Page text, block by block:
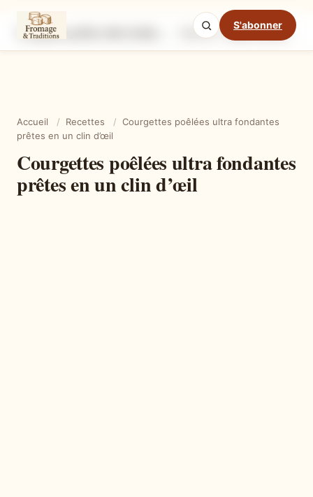
S'abonner
Ingrédients Étapes
Mode cuisine
Accueil / Recettes / Courgettes poêlées ultra fondantes
prêtes en un clin d’œil
Courgettes poêlées ultra fondantes
prêtes en un clin d’œil